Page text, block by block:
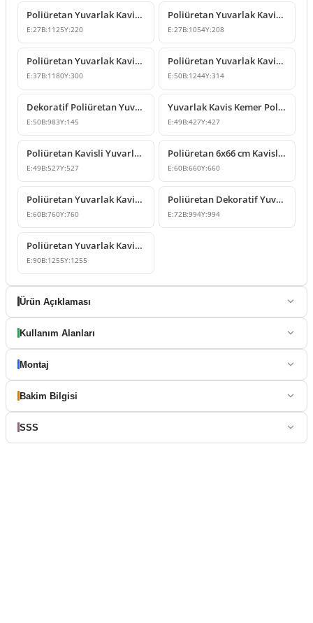
Poliüretan Yuvarlak Kavisli Kemer ve Söve Taç Modeli
E:27B:1125Y:220
Poliüretan Yuvarlak Kavis Kemer ve Pencere Süsleme Dekoru
E:27B:1054Y:208
Poliüretan Yuvarlak Kavis Kemer Modeli
E:37B:1180Y:300
Poliüretan Yuvarlak Kavisli Kemer ve Pencere Söve Modeli
E:50B:1244Y:314
Dekoratif Poliüretan Yuvarlak Kavis Kemer Kapı Pencere Söve Modeli
E:50B:983Y:145
Yuvarlak Kavis Kemer Poliüretan Çıta Profil 43x43 cm
E:49B:427Y:427
Poliüretan Kavisli Yuvarlak Kemer Tasarımı 53x53 cm
E:49B:527Y:527
Poliüretan 6x66 cm Kavisli Yuvarlak Kemer Söve Modeli
E:60B:660Y:660
Poliüretan Yuvarlak Kavis Kemer Süsleme Modeli 76x76 cm
E:60B:760Y:760
Poliüretan Dekoratif Yuvarlak Kavis Kemer 99x99 cm
E:72B:994Y:994
Poliüretan Yuvarlak Kavis Kemer 9x126x126 cm Modeli
E:90B:1255Y:1255
Ürün Açıklaması
Kullanım Alanları
Montaj
Bakim Bilgisi
SSS